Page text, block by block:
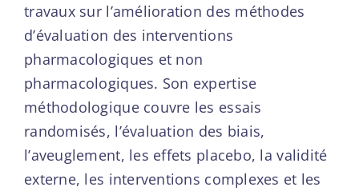
travaux sur l’amélioration des méthodes
d’évaluation des interventions
pharmacologiques et non
pharmacologiques. Son expertise
méthodologique couvre les essais
randomisés, l’évaluation des biais,
l’aveuglement, les effets placebo, la validité
externe, les interventions complexes et les